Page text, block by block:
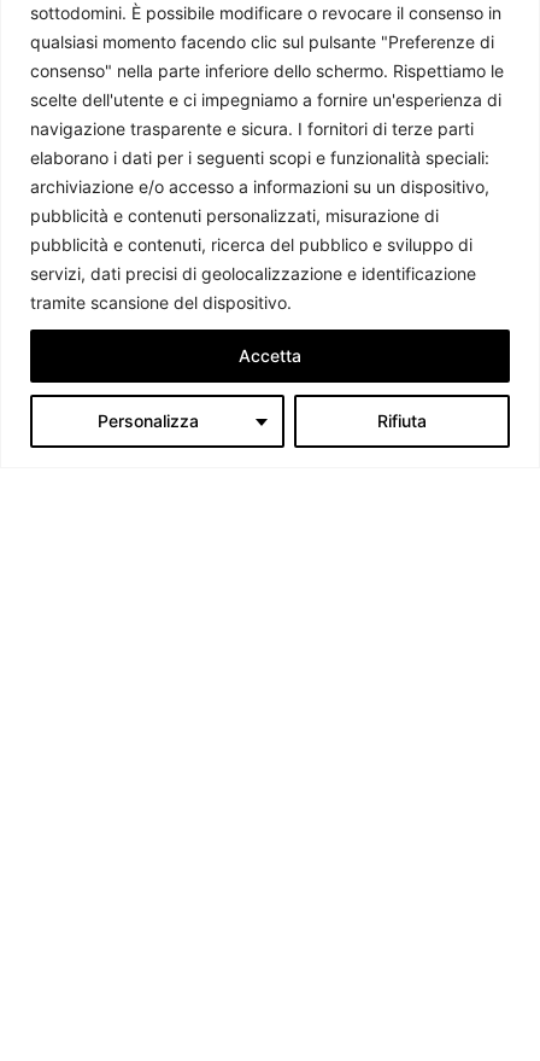
sottodomini. È possibile modificare o revocare il consenso in
qualsiasi momento facendo clic sul pulsante "Preferenze di
consenso" nella parte inferiore dello schermo. Rispettiamo le
scelte dell'utente e ci impegniamo a fornire un'esperienza di
navigazione trasparente e sicura. I fornitori di terze parti
elaborano i dati per i seguenti scopi e funzionalità speciali:
archiviazione e/o accesso a informazioni su un dispositivo,
pubblicità e contenuti personalizzati, misurazione di
pubblicità e contenuti, ricerca del pubblico e sviluppo di
servizi, dati precisi di geolocalizzazione e identificazione
tramite scansione del dispositivo.
Personalizza Rifiuta
Accetta
USA-Iran, 60 giorni di tregua per rilanciare il negoziato
nucleare
Florjn Recchia 17 Giugno 2026